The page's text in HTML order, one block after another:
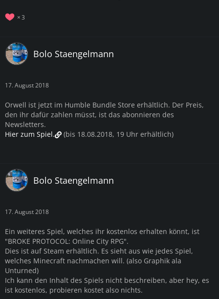
3
Bolo Staengelmann
17. August 2018
Orwell ist jetzt im Humble Bundle Store erhältlich. Der Preis,
den ihr dafür zahlen müsst, ist das abonnieren des
Newsletters.
Hier zum Spiel.
(bis 18.08.2018, 19 Uhr erhältlich)
Bolo Staengelmann
17. August 2018
Ein weiteres Spiel, welches ihr kostenlos erhalten könnt, ist
"BROKE PROTOCOL: Online City RPG".
Dies ist auf Steam erhältlich. Es sieht aus wie jedes Spiel,
welches Minecraft nachmachen will. (also Graphik ala
Unturned)
Ich kann den Inhalt des Spiels nicht beschreiben, aber hey, es
ist kostenlos, probieren kostet also nichts.